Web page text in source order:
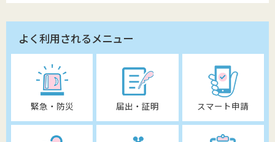
よく利用されるメニュー
緊急・防災 届出・証明 スマート申請